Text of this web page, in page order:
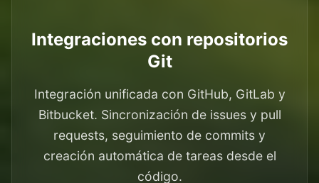
Integraciones con repositorios
Git
Integración unificada con GitHub, GitLab y
Bitbucket. Sincronización de issues y pull
requests, seguimiento de commits y
creación automática de tareas desde el
código.